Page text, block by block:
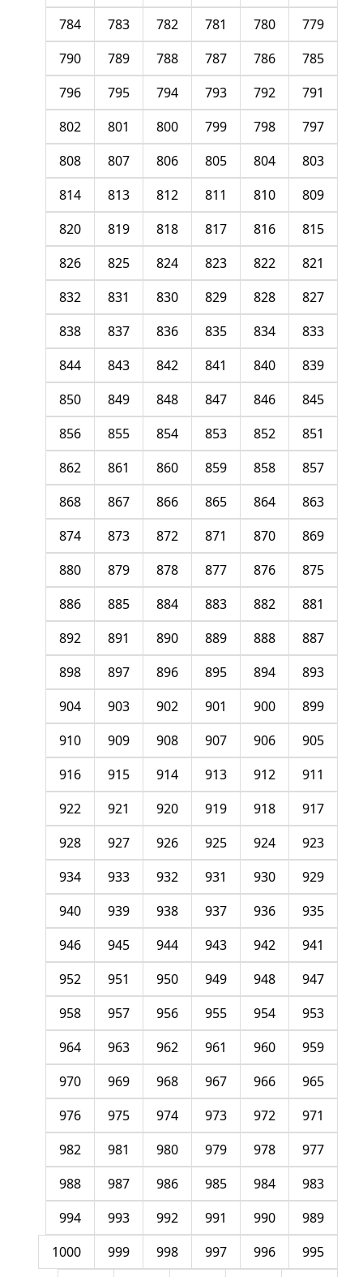
779
780
781
782
783
784
785
786
787
788
789
790
791
792
793
794
795
796
797
798
799
800
801
802
803
804
805
806
807
808
809
810
811
812
813
814
815
816
817
818
819
820
821
822
823
824
825
826
827
828
829
830
831
832
833
834
835
836
837
838
839
840
841
842
843
844
845
846
847
848
849
850
851
852
853
854
855
856
857
858
859
860
861
862
863
864
865
866
867
868
869
870
871
872
873
874
875
876
877
878
879
880
881
882
883
884
885
886
887
888
889
890
891
892
893
894
895
896
897
898
899
900
901
902
903
904
905
906
907
908
909
910
911
912
913
914
915
916
917
918
919
920
921
922
923
924
925
926
927
928
929
930
931
932
933
934
935
936
937
938
939
940
941
942
943
944
945
946
947
948
949
950
951
952
953
954
955
956
957
958
959
960
961
962
963
964
965
966
967
968
969
970
971
972
973
974
975
976
977
978
979
980
981
982
983
984
985
986
987
988
989
990
991
992
993
994
995
996
997
998
999
1000